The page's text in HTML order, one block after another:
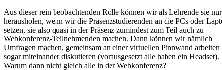
Aus dieser rein beobachtenden Rolle können wir als Lehrende sie nur
herausholen, wenn wir die Präsenzstudierenden an die PCs oder
setzen, sie also quasi in der Präsenz zumindest zum Teil auch zu
Webkonferenz-Teilnehmenden machen. Dann können wir nämlich
Umfragen machen, gemeinsam an einer virtuellen Pinnwand arbeiten
sogar miteinander diskutieren (vorausgesetzt alle haben ein Headset).
Warum dann nicht gleich alle in der Webkonferenz?